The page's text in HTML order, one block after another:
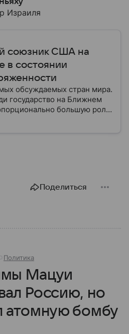
Израиля
союзник США на
в состоянии
обсуждаемых стран мира.
государство на Ближнем
большую роль
безопасности и
Поделиться
Политика
Мацуи
Россию, но
атомную бомбу